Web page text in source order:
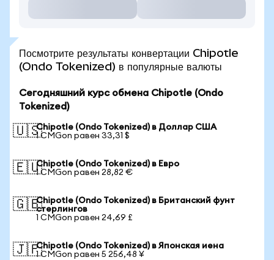
Посмотрите результаты конвертации Chipotle
(Ondo Tokenized) в популярные валюты
Сегодняшний курс обмена Chipotle (Ondo
Tokenized)
🇺🇸Chipotle (Ondo Tokenized) в Доллар США
1 CMGon равен 33,31 $
🇪🇺Chipotle (Ondo Tokenized) в Евро
1 CMGon равен 28,82 €
🇬🇧Chipotle (Ondo Tokenized) в Британский фунт
стерлингов
1 CMGon равен 24,69 £
🇯🇵Chipotle (Ondo Tokenized) в Японская иена
1 CMGon равен 5 256,48 ¥